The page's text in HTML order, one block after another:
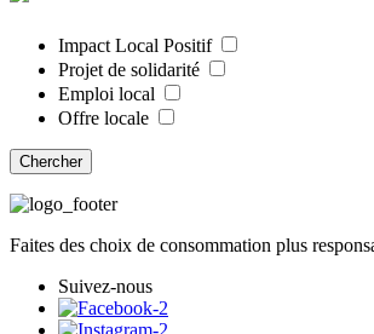
Impact Local Positif
Projet de solidarité
Emploi local
Offre locale
Chercher
Faites des choix de consommation plus
Suivez-nous